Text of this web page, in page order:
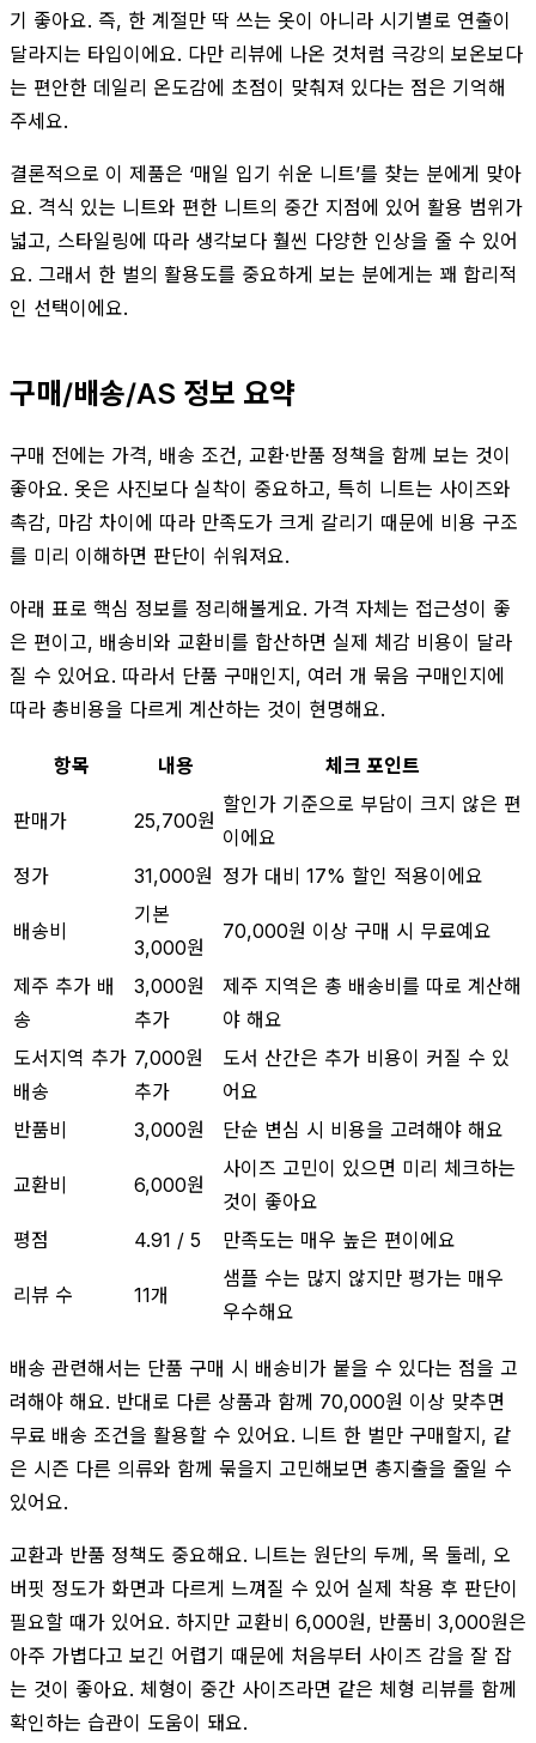
기 좋아요. 즉, 한 계절만 딱 쓰는 옷이 아니라 시기별로 연출이
달라지는 타입이에요. 다만 리뷰에 나온 것처럼 극강의 보온보다
는 편안한 데일리 온도감에 초점이 맞춰져 있다는 점은 기억해
주세요.
결론적으로 이 제품은 ‘매일 입기 쉬운 니트’를 찾는 분에게 맞아
요. 격식 있는 니트와 편한 니트의 중간 지점에 있어 활용 범위가
넓고, 스타일링에 따라 생각보다 훨씬 다양한 인상을 줄 수 있어
요. 그래서 한 벌의 활용도를 중요하게 보는 분에게는 꽤 합리적
인 선택이에요.
구매/배송/AS 정보 요약
구매 전에는 가격, 배송 조건, 교환·반품 정책을 함께 보는 것이
좋아요. 옷은 사진보다 실착이 중요하고, 특히 니트는 사이즈와
촉감, 마감 차이에 따라 만족도가 크게 갈리기 때문에 비용 구조
를 미리 이해하면 판단이 쉬워져요.
아래 표로 핵심 정보를 정리해볼게요. 가격 자체는 접근성이 좋
은 편이고, 배송비와 교환비를 합산하면 실제 체감 비용이 달라
질 수 있어요. 따라서 단품 구매인지, 여러 개 묶음 구매인지에
따라 총비용을 다르게 계산하는 것이 현명해요.
항목 내용 체크 포인트
판매가 25,700원
할인가 기준으로 부담이 크지 않은 편
이에요
정가
31,000원 정가 대비 17% 할인 적용이에요
배송비
기본
3,000원
70,000원 이상 구매 시 무료예요
제주 추가 배
송
3,000원
추가
제주 지역은 총 배송비를 따로 계산해
야 해요
도서지역 추가
배송
7,000원
추가
도서 산간은 추가 비용이 커질 수 있
어요
반품비
3,000원 단순 변심 시 비용을 고려해야 해요
교환비 6,000원
사이즈 고민이 있으면 미리 체크하는
것이 좋아요
평점
4.91 / 5 만족도는 매우 높은 편이에요
리뷰 수 11개
샘플 수는 많지 않지만 평가는 매우
우수해요
배송 관련해서는 단품 구매 시 배송비가 붙을 수 있다는 점을 고
려해야 해요. 반대로 다른 상품과 함께 70,000원 이상 맞추면
무료 배송 조건을 활용할 수 있어요. 니트 한 벌만 구매할지, 같
은 시즌 다른 의류와 함께 묶을지 고민해보면 총지출을 줄일 수
있어요.
교환과 반품 정책도 중요해요. 니트는 원단의 두께, 목 둘레, 오
버핏 정도가 화면과 다르게 느껴질 수 있어 실제 착용 후 판단이
필요할 때가 있어요. 하지만 교환비 6,000원, 반품비 3,000원은
아주 가볍다고 보긴 어렵기 때문에 처음부터 사이즈 감을 잘 잡
는 것이 좋아요. 체형이 중간 사이즈라면 같은 체형 리뷰를 함께
확인하는 습관이 도움이 돼요.